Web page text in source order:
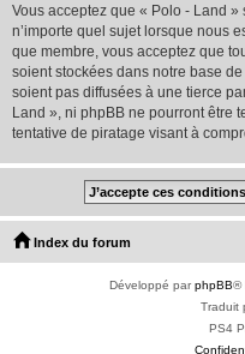
Vous acceptez que « Polo - Land
n’importe quel sujet lorsque nous
que membre, vous acceptez que
soient stockées dans notre base
soient pas diffusées à une tierce
Land », ni phpBB ne pourront être
tentative de piratage visant à
Index du forum
Développé parphpBB®
Traduit
PS4